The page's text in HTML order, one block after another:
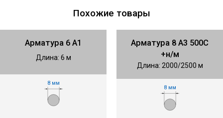
Похожие товары
Арматура 6 А1
Длина: 6 м
8 мм
Арматура 8 А3 500С
+н/м
Длина: 2000/2500 м
8 мм